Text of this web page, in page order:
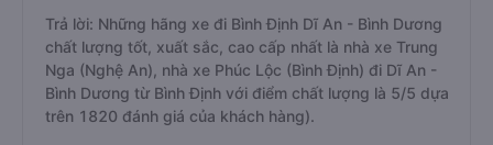
Trả lời: Những hãng xe đi Bình Định Dĩ An - Bình Dương
chất lượng tốt, xuất sắc, cao cấp nhất là nhà xe Trung
Nga (Nghệ An), nhà xe Phúc Lộc (Bình Định) đi Dĩ An -
Bình Dương từ Bình Định với điểm chất lượng là 5/5 dựa
trên 1820 đánh giá của khách hàng).